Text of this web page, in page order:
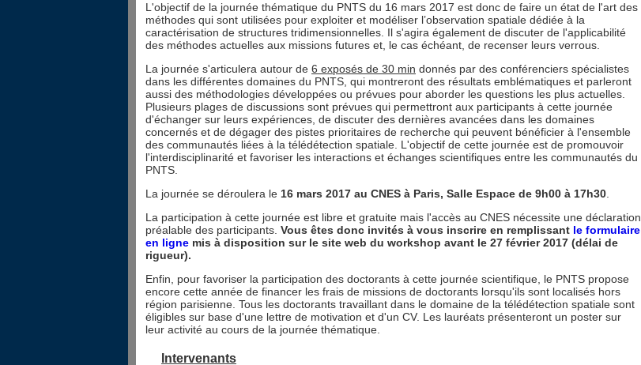
L'objectif de la journée thématique du PNTS du 16 mars 2017 est donc de faire un état de l'art des
méthodes qui sont utilisées pour exploiter et modéliser l’observation spatiale dédiée à la
caractérisation de structures tridimensionnelles. Il s'agira également de discuter de l'applicabilité
des méthodes actuelles aux missions futures et, le cas échéant, de recenser leurs verrous.
La journée s'articulera autour de 6 exposés de 30 min donnés par des conférenciers spécialistes
dans les différentes domaines du PNTS, qui montreront des résultats emblématiques et parleront
aussi des méthodologies développées ou prévues pour aborder les questions les plus actuelles.
Plusieurs plages de discussions sont prévues qui permettront aux participants à cette journée
d'échanger sur leurs expériences, de discuter des dernières avancées dans les domaines
concernés et de dégager des pistes prioritaires de recherche qui peuvent bénéficier à l'ensemble
des communautés liées à la télédétection spatiale. L'objectif de cette journée est de promouvoir
l'interdisciplinarité et favoriser les interactions et échanges scientifiques entre les communautés du
PNTS.
La journée se déroulera le 16 mars 2017 au CNES à Paris, Salle Espace de 9h00 à 17h30
La participation à cette journée est libre et gratuite mais l'accès au CNES nécessite une déclaration
préalable des participants. Vous êtes donc invités à vous inscrire en remplissant le formulaire
en ligne mis à disposition sur le site web du workshop avant le 27 février 2017 (délai de
rigueur).
Enfin, pour favoriser la participation des doctorants à cette journée scientifique, le PNTS propose
encore cette année de financer les frais de missions de doctorants lorsqu'ils sont localisés hors
région parisienne. Tous les doctorants travaillant dans le domaine de la télédétection spatiale sont
éligibles sur base d'une lettre de motivation et d'un CV. Les lauréats présenteront un poster sur
leur activité au cours de la journée thématique.
Intervenants